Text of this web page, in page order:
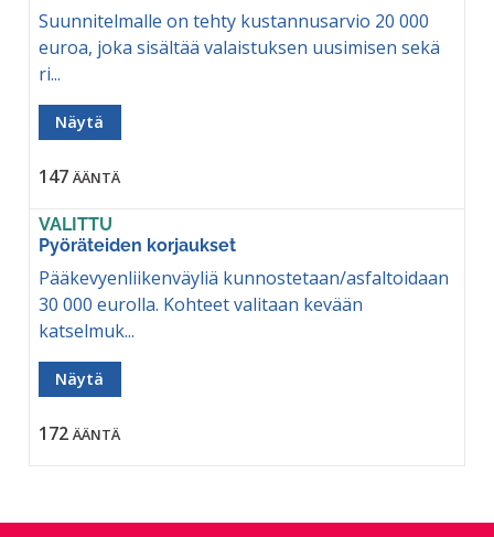
Suunnitelmalle on tehty kustannusarvio 20 000
euroa, joka sisältää valaistuksen uusimisen sekä
ri...
Näytä
147 ÄÄNTÄ
VALITTU
Pyöräteiden korjaukset
Pääkevyenliikenväyliä kunnostetaan/asfaltoidaan
30 000 eurolla. Kohteet valitaan kevään
katselmuk...
Näytä
172 ÄÄNTÄ